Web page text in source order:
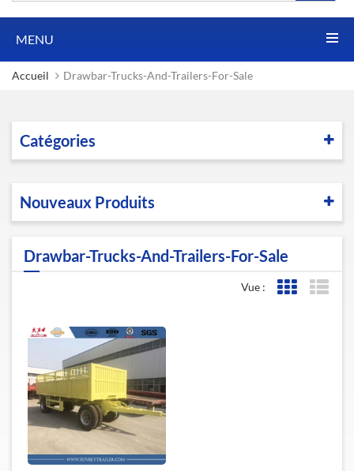
MENU
Accueil Drawbar-Trucks-And-Trailers-For-Sale
Catégories
Nouveaux Produits
Drawbar-Trucks-And-Trailers-For-Sale
Vue : Affichage